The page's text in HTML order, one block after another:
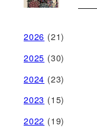
2026 (21)
2025 (30)
2024 (23)
2023 (15)
2022 (19)